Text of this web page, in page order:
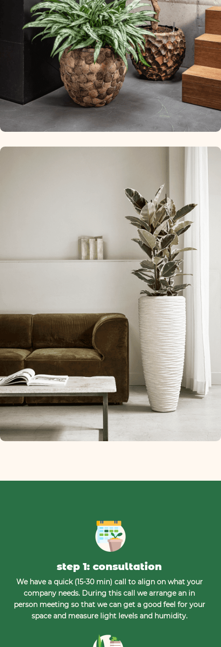
step 1: consultation
We have a quick (15-30 min) call to align on what your
company needs. During this call we arrange an in
person meeting so that we can get a good feel for your
space and measure light levels and humidity.